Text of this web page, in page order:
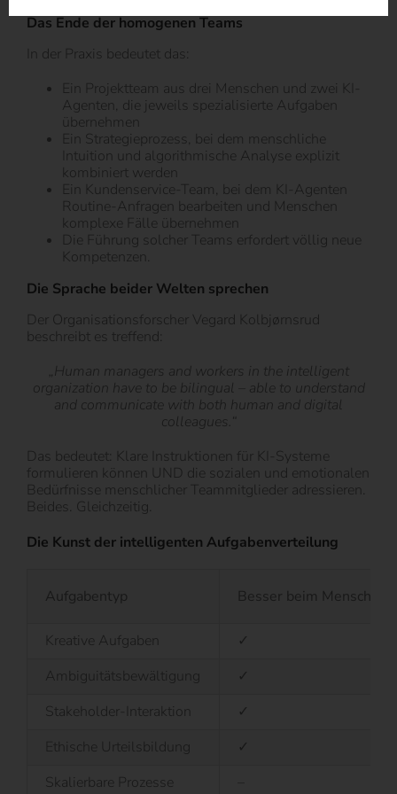
Das Ende der homogenen Teams
In der Praxis bedeutet das:
Ein Projektteam aus drei Menschen und zwei KI-
Agenten, die jeweils spezialisierte Aufgaben
übernehmen
Ein Strategieprozess, bei dem menschliche
Intuition und algorithmische Analyse explizit
kombiniert werden
Ein Kundenservice-Team, bei dem KI-Agenten
Routine-Anfragen bearbeiten und Menschen
komplexe Fälle übernehmen
Die Führung solcher Teams erfordert völlig neue
Kompetenzen.
Die Sprache beider Welten sprechen
Der Organisationsforscher Vegard Kolbjørnsrud
beschreibt es treffend:
„Human managers and workers in the intelligent
organization have to be bilingual – able to understand
and communicate with both human and digital
colleagues.“
Das bedeutet: Klare Instruktionen für KI-Systeme
formulieren können UND die sozialen und emotionalen
Bedürfnisse menschlicher Teammitglieder adressieren.
Beides. Gleichzeitig.
Die Kunst der intelligenten Aufgabenverteilung
Aufgabentyp Besser beim Menschen
Kreative Aufgaben
✓
Ambiguitätsbewältigung
✓
Stakeholder-Interaktion
✓
Ethische Urteilsbildung
✓
Skalierbare Prozesse